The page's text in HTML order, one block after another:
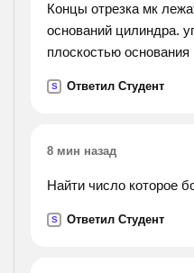
Концы отрезка мк
оснований цилиндра.
плоскостью
равна 40п. найдите
S Ответил Студент
8 мин назад
Найти число которое
S Ответил Студент